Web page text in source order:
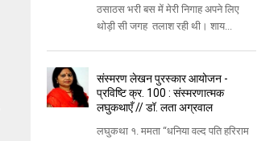
ठसाठस भरी बस में मेरी निगाह अपने लिए
थोड़ी सी जगह तलाश रही थी। शाय...
संस्मरण लेखन पुरस्कार आयोजन -
प्रविष्टि क्र. 100 : संस्मरणात्मक
लघुकथाएँ // डॉ. लता अग्रवाल
लघुकथा १. ममता “धनिया वल्द पति हरिराम